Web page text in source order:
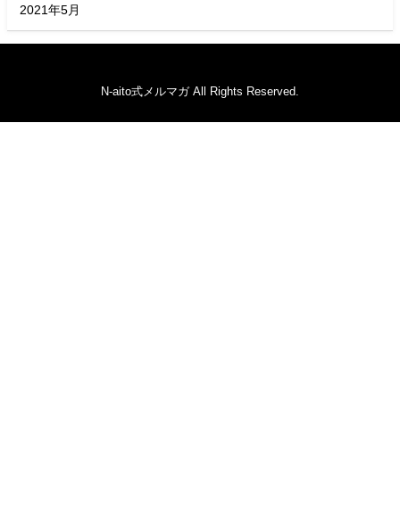
2021年5月
N-aito式メルマガ All Rights Reserved.